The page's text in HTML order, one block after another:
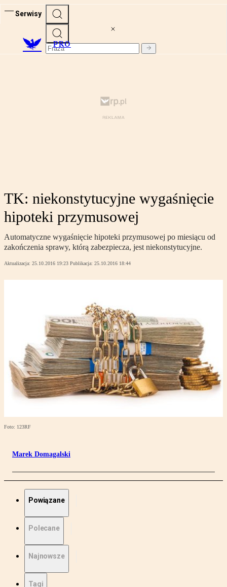
Serwisy
PRO
TK: niekonstytucyjne wygaśnięcie
hipoteki przymusowej
Automatyczne wygaśnięcie hipoteki przymusowej po miesiącu od
zakończenia sprawy, którą zabezpiecza, jest niekonstytucyjne.
Aktualizacja: 25.10.2016 19:23 Publikacja: 25.10.2016 18:44
Foto: 123RF
Marek Domagalski
Powiązane
Polecane
Najnowsze
Tagi